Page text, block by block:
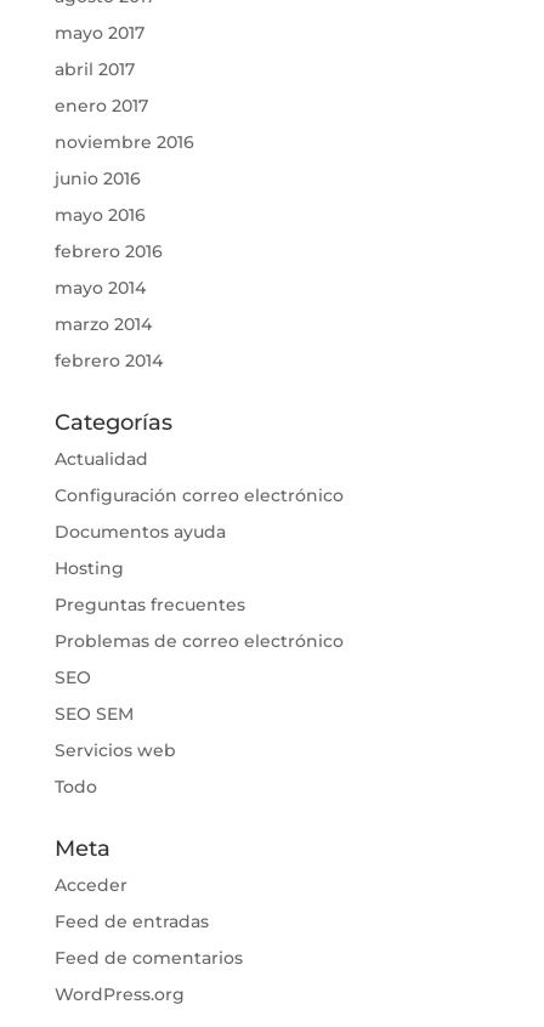
mayo 2017
abril 2017
enero 2017
noviembre 2016
junio 2016
mayo 2016
febrero 2016
mayo 2014
marzo 2014
febrero 2014
Categorías
Actualidad
Configuración correo electrónico
Documentos ayuda
Hosting
Preguntas frecuentes
Problemas de correo electrónico
SEO
SEO SEM
Servicios web
Todo
Meta
Acceder
Feed de entradas
Feed de comentarios
WordPress.org